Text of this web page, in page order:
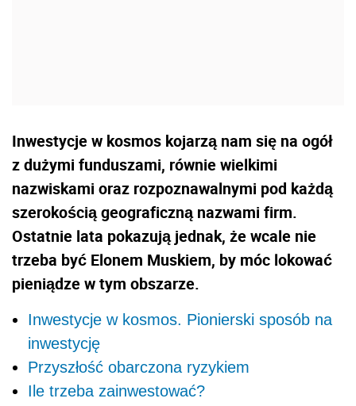
Inwestycje w kosmos kojarzą nam się na ogół
z dużymi funduszami, równie wielkimi
nazwiskami oraz rozpoznawalnymi pod każdą
szerokością geograficzną nazwami firm.
Ostatnie lata pokazują jednak, że wcale nie
trzeba być Elonem Muskiem, by móc lokować
pieniądze w tym obszarze.
Inwestycje w kosmos. Pionierski sposób na
inwestycję
Przyszłość obarczona ryzykiem
Ile trzeba zainwestować?